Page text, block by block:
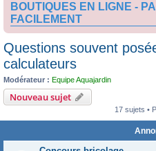
BOUTIQUES EN LIGNE -
FACILEMENT
Questions souvent
calculateurs
Modérateur : Equipe Aquajardin
Nouveau sujet
17 sujets •